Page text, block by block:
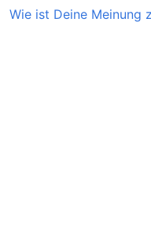
Wie ist Deine Meinung